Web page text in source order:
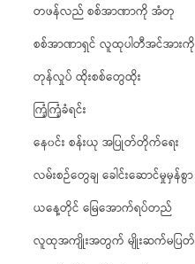
တဖန်လည် စစ်အာဏာကို အံတု
စစ်အာဏာရှင် လူထုပါတီအင်အားကို
တုန်လှုပ် ထိုးစစ်တွေထိုး
ကြံ့ကြံ့ခံရင်း
နေ၀င်း စန်းယု အပြုတ်တိုက်ရေး
လမ်းစဉ်တွေချ ခေါင်းဆောင်မှုမှန်စွာ
ယနေ့တိုင် မြေအောက်ရပ်တည်
လူထုအကျိုးအတွက် မျိုးဆက်မပြတ်